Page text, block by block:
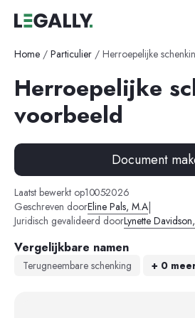
Home / Particulier / Herroepelijke
Herroepelijke
voorbeeld
Document
Laatst bewerkt op10-05-2026
Geschreven doorEline Pals, M.A|
Juridisch gevalideerd doorLynette
Vergelijkbare namen
Terugneembare schenking + 0